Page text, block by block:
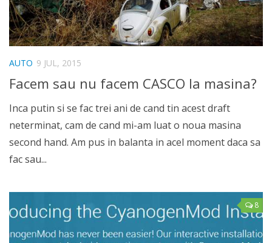
AUTO 9 JUL, 2015
Facem sau nu facem CASCO la masina?
Inca putin si se fac trei ani de cand tin acest draft
neterminat, cam de cand mi-am luat o noua masina
second hand. Am pus in balanta in acel moment daca sa
fac sau...
8